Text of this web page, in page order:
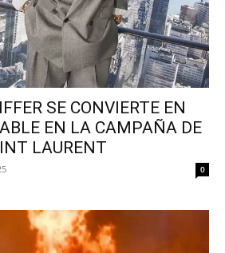
SE CONVIERTE EN
EN LA CAMPAÑA DE
LAURENT
0